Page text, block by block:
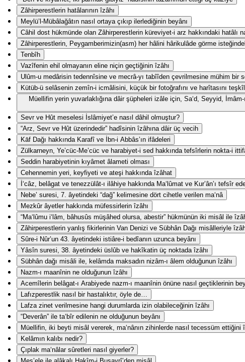
Zâhirperestlerin hatâlarının îzâhı
Meylü’l-Mübâlağâtın nasıl ortaya çıkıp ilerlediğinin beyânı
Câhil dost hükmünde olan Zâhirperestlerin küreviyet-i arz hakkındaki hatâlı
Zâhirperestlerin, Peygamberimizin(asm) her hâlini hârikulâde görme
Tenbîh
Vazîfenin ehil olmayanın eline niçin geçtiğinin îzâhı
Ulûm-u medârisin tedennîsine ve mecrâ-yı tabîîden çevrilmesine mühim bir
Kütüb-ü selâsenin zemîn-i icmâlisini, küçük bir fotoğrafını ve harîtasını
Müellifin yerin yuvarlaklığına dâir şüpheleri izâle için, Sa‘d, Seyyid,
Sevr ve Hût meselesi İslâmiyet’e nasıl dâhil olmuştur?
“Arz, Sevr ve Hût üzerindedir” hadîsinin îzâhına dâir üç vecih
Kāf Dağı hakkında Karafî ve İbn-i Abbâs’ın ifâdeleri
Zülkarneyn, Ye’cüc-Me’cüc ve harabiyet-i sed hakkında tefsîrlerin nokta-i
Seddin harabiyetinin kıyâmet âlameti olması
Cehennemin yeri, keyfiyeti ve ateşi hakkında îzâhat
İ‘câz, belâgat ve tenezzülât-ı ilâhiye hakkında Ma‘lûmat ve Kur’ân’ı tefsîr
Nebe’ suresi, 7. âyetindeki “dağ” kelimesine dört cihetle verilen ma‘nâ
Mezkûr âyetler hakkında müfessirlerin îzâhı
“Ma‘lûmu i‘lâm, bâhusûs müşâhed olursa, abestir” hükmünün iki misâl ile
Zâhirperestlerin yanlış fikirlerinin Van Denizi ve Sübhân Dağı misâlleriyle
Sûre-i Nûr’un 43. âyetindeki istiâre-i bedîanın uzunca beyânı
Yâsîn suresi, 38. âyetindeki üslûb ve hakîkatin üç noktada îzâhı
Sübhân dağı misâli ile, kelâmda maksadın nizâm-ı âlem olduğunun îzâhı
Nazm-ı maanînin ne olduğunun îzâhı
Acemîlerin belâgat-ı Arabiyede nazm-ı maanînin önüne nasıl geçtiklerinin
Lafızperestlik nasıl bir hastalıktır, öyle de…
Lafza zinet verilmesine hangi durumlarda izin olabileceğinin îzâhı
“Deverân” ile ta‘bîr edilenin ne olduğunun beyânı
Müellifin, iki beyti misâl vererek, ma‘nânın zihinlerde nasıl tecessüm ettiğini
Kelâmın kalıbı nedir?
Çıplak ma‘nâlar sûretleri nasıl giyerler?